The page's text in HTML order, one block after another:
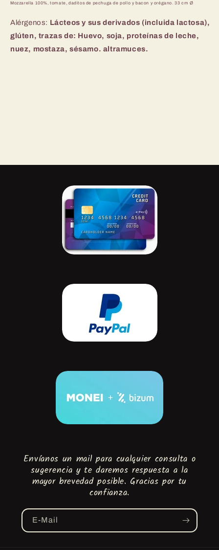
Mozzarella 100%, tomate, daditos de pechuga de pollo y bacon y orégano. 33 cm Ø
Alérgenos: Lácteos y sus derivados (incluida lactosa),
glúten, trazas de: Huevo, soja, proteínas de leche,
nuez, mostaza, sésamo. altramuces.
Envíanos un mail para cualquier consulta o
sugerencia y te daremos respuesta a la
mayor brevedad posible. Gracias por tu
confianza.
E-Mail